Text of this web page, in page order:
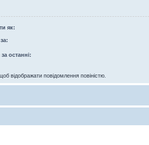
як:
останні:
відображати повідомлення повіністю.